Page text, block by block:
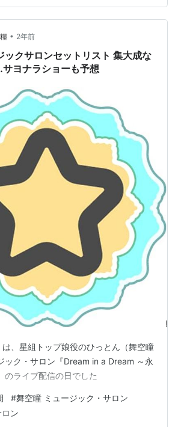
• 2年前
ックサロンセットリスト 集大成な
ヨナラショーも予想
、星組トップ娘役のひっとん（舞空瞳
ック・サロン『Dream in a Dream ～永
のライブ配信の日でした
#舞空瞳 ミュージック・サロン
ン